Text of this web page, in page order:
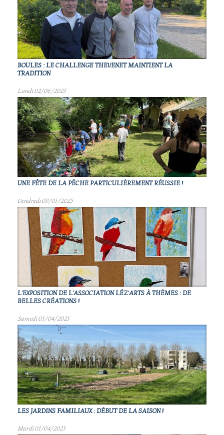
BOULES : LE CHALLENGE THEVENET MAINTIENT LA
TRADITION
Lundi 02/06/2025
UNE FÊTE DE LA PÊCHE PARTICULIÈREMENT RÉUSSIE !
Vendredi 09/05/2025
L'EXPOSITION DE L'ASSOCIATION LÉZ'ARTS À THÈMES : DE
BELLES CRÉATIONS !
Samedi 05/04/2025
LES JARDINS FAMILIAUX : DÉBUT DE LA SAISON !
Mardi 01/04/2025